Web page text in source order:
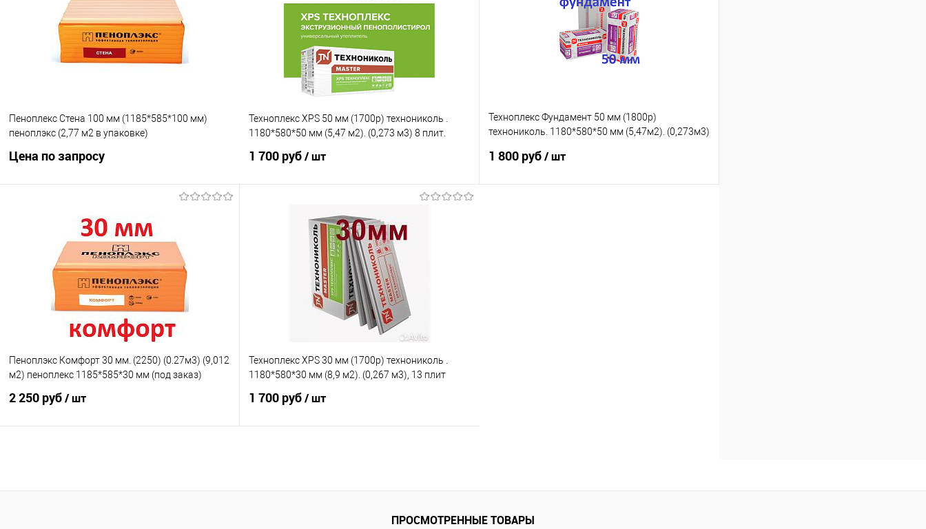
Пеноплекс Стена 100 мм (1185*585*100 мм)
пеноплэкс (2,77 м2 в упаковке)
Цена по запросу
Запросить цену
Техноплекс XPS 50 мм (1700р) технониколь .
1180*580*50 мм (5,47 м2). (0,273 м3) 8 плит.
1 700 руб/ шт
В корзину
Техноплекс Фундамент 50 мм (1800р)
технониколь. 1180*580*50 мм (5,47м2). (0,273м3)
1 800 руб/ шт
Пеноплэкс Комфорт 30 мм. (2250) (0.27м3) (9,012
м2) пеноплекс 1185*585*30 мм (под заказ)
2 250 руб/ шт
Техноплекс XPS 30 мм (1700р) технониколь .
1180*580*30 мм (8,9 м2). (0,267 м3), 13 плит
1 700 руб/ шт
ПРОСМОТРЕННЫЕ ТОВАРЫ